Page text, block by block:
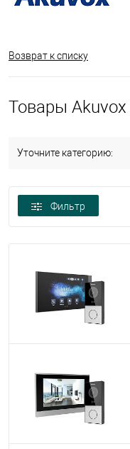
Возврат к списку
Товары Akuvox
Уточните категорию:
Фильтр